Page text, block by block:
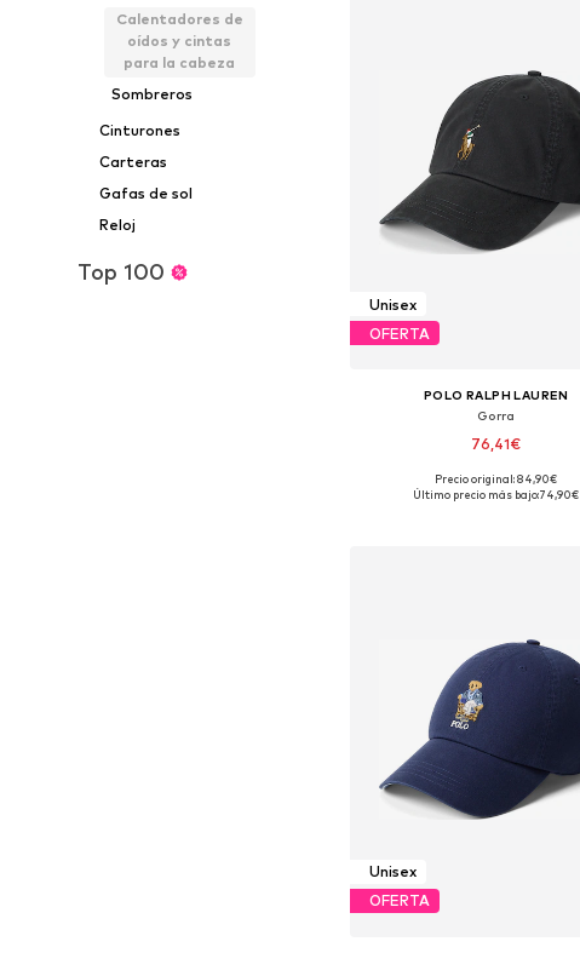
Calentadores de
oídos y cintas
para la cabeza
Sombreros
Cinturones
Carteras
Gafas de sol
Reloj
Top 100
Unisex
OFERTA
POLO RALPH LAUREN
Gorra
76,41€
Tallas disponibles: 55-60
Precio original: 84,90€
Último precio más bajo:74,90€
Unisex
OFERTA